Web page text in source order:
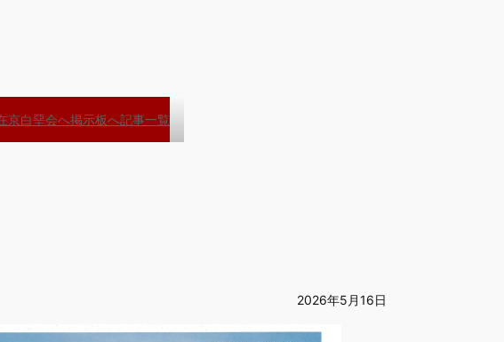
京白堊会へ掲示板へ記事一覧
2026年5月16日